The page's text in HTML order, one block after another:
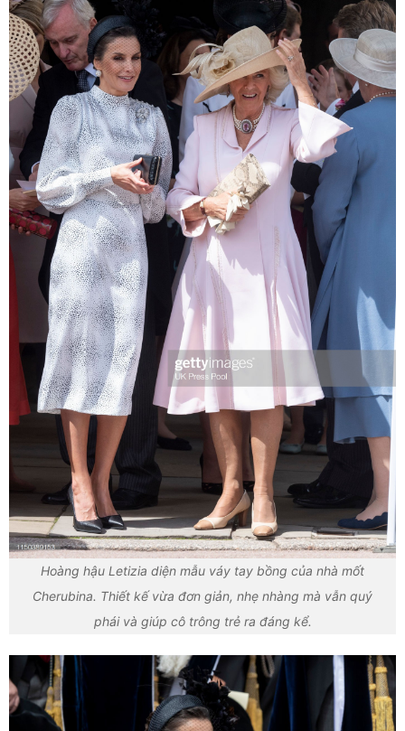
Hoàng hậu Letizia diện mẫu váy tay bồng của nhà mốt
Cherubina. Thiết kế vừa đơn giản, nhẹ nhàng mà vẫn quý
phái và giúp cô trông trẻ ra đáng kể.